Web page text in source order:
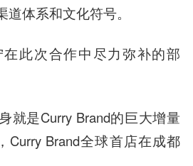
体系和文化符号。
此次合作中尽力弥补的部
就是Curry Brand的巨大增量
Curry Brand全球首店在成都